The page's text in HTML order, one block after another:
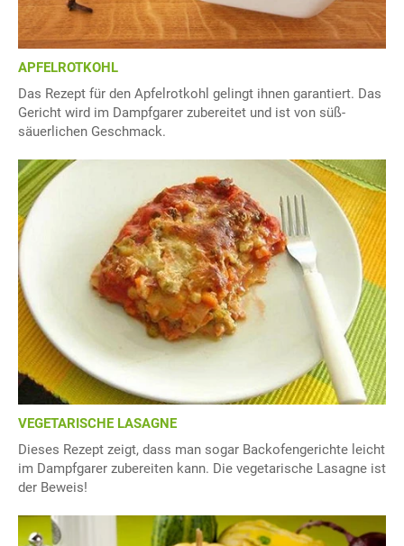
APFELROTKOHL
Das Rezept für den Apfelrotkohl gelingt ihnen garantiert. Das
Gericht wird im Dampfgarer zubereitet und ist von süß-
säuerlichen Geschmack.
VEGETARISCHE LASAGNE
Dieses Rezept zeigt, dass man sogar Backofengerichte leicht
im Dampfgarer zubereiten kann. Die vegetarische Lasagne ist
der Beweis!